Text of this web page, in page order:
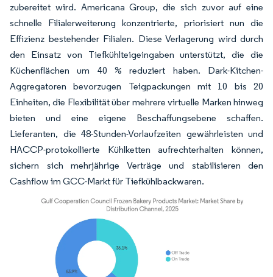
zubereitet wird. Americana Group, die sich zuvor auf eine
schnelle Filialerweiterung konzentrierte, priorisiert nun die
Effizienz bestehender Filialen. Diese Verlagerung wird durch
den Einsatz von Tiefkühlteigeingaben unterstützt, die die
Küchenflächen um 40 % reduziert haben. Dark-Kitchen-
Aggregatoren bevorzugen Teigpackungen mit 10 bis 20
Einheiten, die Flexibilität über mehrere virtuelle Marken hinweg
bieten und eine eigene Beschaffungsebene schaffen.
Lieferanten, die 48-Stunden-Vorlaufzeiten gewährleisten und
HACCP-protokollierte Kühlketten aufrechterhalten können,
sichern sich mehrjährige Verträge und stabilisieren den
Cashflow im GCC-Markt für Tiefkühlbackwaren.